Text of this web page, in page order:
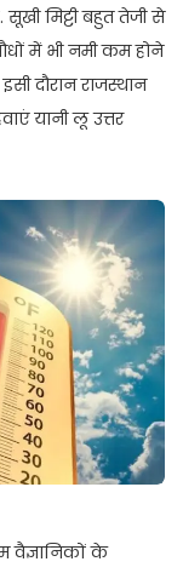
मिट्टी बहुत तेजी से
में भी नमी कम होने
दौरान राजस्थान
यानी लू उत्तर
वैज्ञानिकों के